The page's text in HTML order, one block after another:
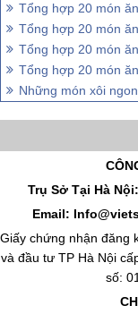
Tổng hợp 20 món
Tổng hợp 20 món
Tổng hợp 20 món
Tổng hợp 20 món
Những món xôi
Trụ Sở Tại Hà Nội:
Email:
Giấy chứng nhận đăng
và đầu tư TP Hà Nội
số: